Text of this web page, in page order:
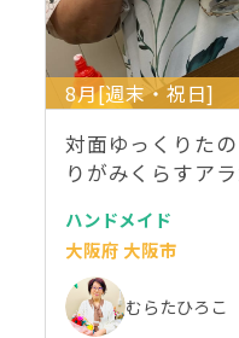
8月[週末・祝日]
対面ゆっくりた
りがみくらすア
ハンドメイド
大阪府 大阪市
むらたひろこ